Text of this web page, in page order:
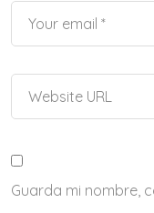
Guarda mi nombre,